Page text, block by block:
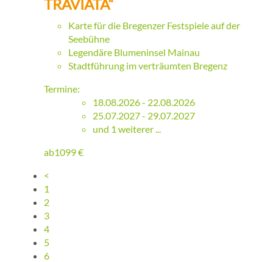
TRAVIATA“
Karte für die Bregenzer Festspiele auf der
Seebühne
Legendäre Blumeninsel Mainau
Stadtführung im verträumten Bregenz
Termine:
18.08.2026 - 22.08.2026
25.07.2027 - 29.07.2027
und 1 weiterer ...
ab1099€
<
1
2
3
4
5
6